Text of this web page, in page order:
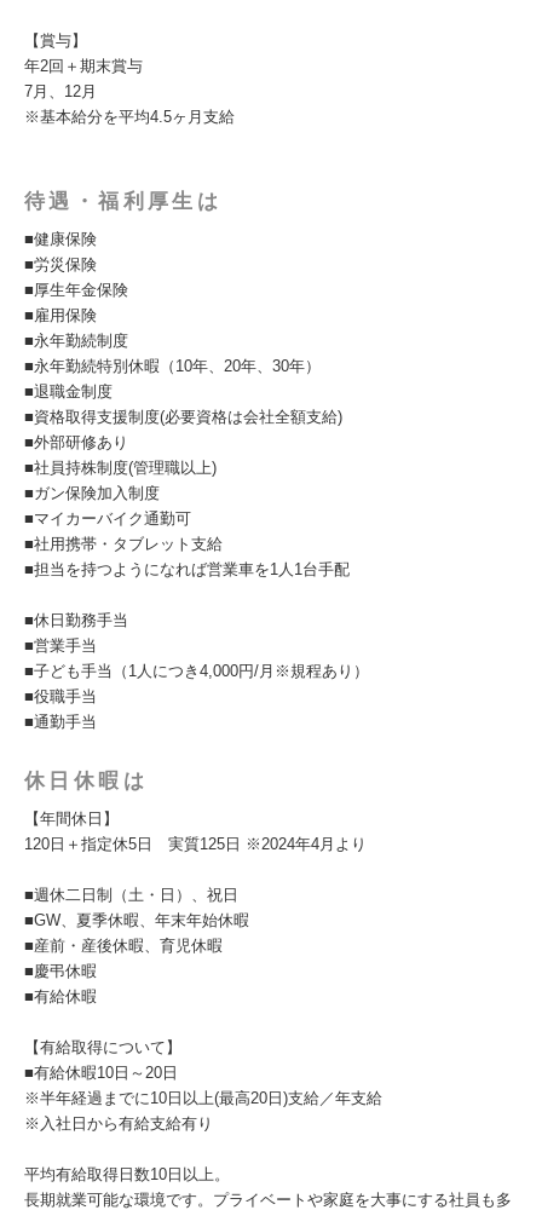
【賞与】
年2回＋期末賞与
7月、12月
※基本給分を平均4.5ヶ月支給
待遇・福利厚生は
■健康保険
■労災保険
■厚生年金保険
■雇用保険
■永年勤続制度
■永年勤続特別休暇（10年、20年、30年）
■退職金制度
■資格取得支援制度(必要資格は会社全額支給)
■外部研修あり
■社員持株制度(管理職以上)
■ガン保険加入制度
■マイカーバイク通勤可
■社用携帯・タブレット支給
■担当を持つようになれば営業車を1人1台手配
■休日勤務手当
■営業手当
■子ども手当（1人につき4,000円/月※規程あり）
■役職手当
■通勤手当
休日休暇は
【年間休日】
120日＋指定休5日 実質125日 ※2024年4月より
■週休⼆⽇制（⼟・⽇）、祝⽇
■GW、夏季休暇、年末年始休暇
■産前・産後休暇、育児休暇
■慶弔休暇
■有給休暇
【有給取得について】
■有給休暇10日～20日
※半年経過までに10日以上(最高20日)支給／年支給
※入社日から有給支給有り
平均有給取得日数10日以上。
長期就業可能な環境です。プライベートや家庭を大事にする社員も多